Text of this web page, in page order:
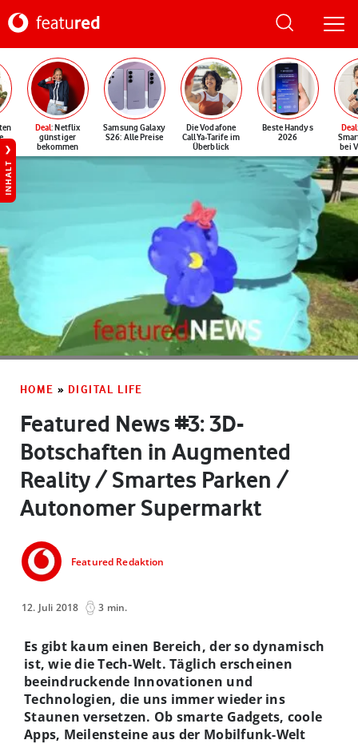
Deal: Netflix
günstiger
bekommen
Samsung Galaxy
S26: Alle Preise
Die Vodafone
CallYa-Tarife im
Überblick
Beste Handys
2026
Deal
bei
INHALT
HOME » DIGITAL LIFE
Featured News #3: 3D-
Botschaften in Augmented
Reality / Smartes Parken /
Autonomer Supermarkt
Featured Redaktion
12. Juli 2018 3 min.
Es gibt kaum einen Bereich, der so dynamisch
ist, wie die Tech-Welt. Täglich erscheinen
beeindruckende Innovationen und
Technologien, die uns immer wieder ins
Staunen versetzen. Ob smarte Gadgets, coole
Apps, Meilensteine aus der Mobilfunk-Welt